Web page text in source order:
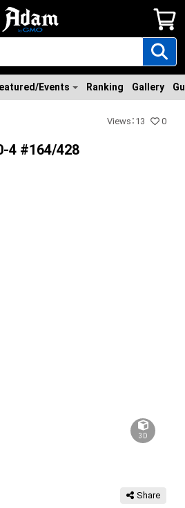
Events Ranking Gallery
Views ： 13 0
4 #164/428
3D
Share